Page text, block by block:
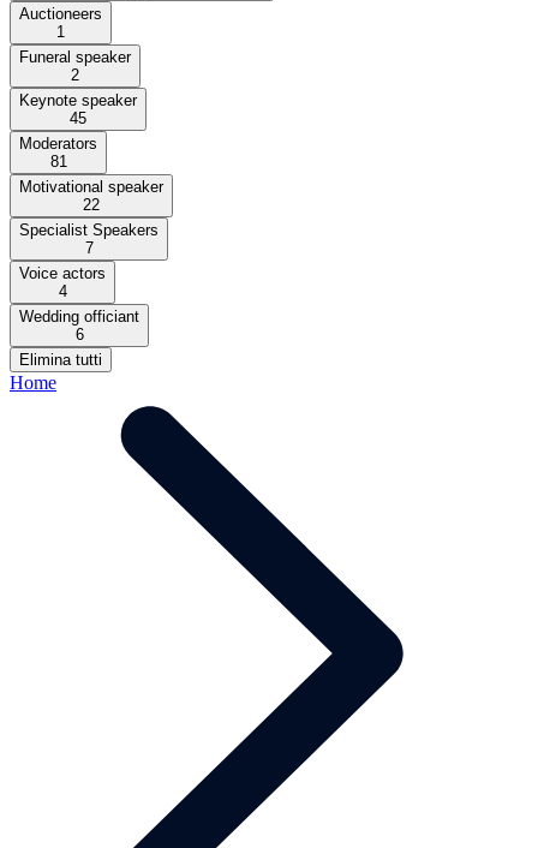
Auctioneers
1
Funeral speaker
2
Keynote speaker
45
Moderators
81
Motivational speaker
22
Specialist Speakers
7
Voice actors
4
Wedding officiant
6
Elimina tutti
Home